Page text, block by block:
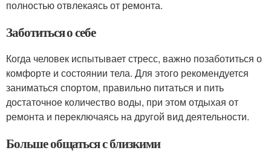
полностью отвлекаясь от ремонта.
Заботиться о себе
Когда человек испытывает стресс, важно позаботиться о
комфорте и состоянии тела. Для этого рекомендуется
заниматься спортом, правильно питаться и пить
достаточное количество воды, при этом отдыхая от
ремонта и переключаясь на другой вид деятельности.
Больше общаться с близкими